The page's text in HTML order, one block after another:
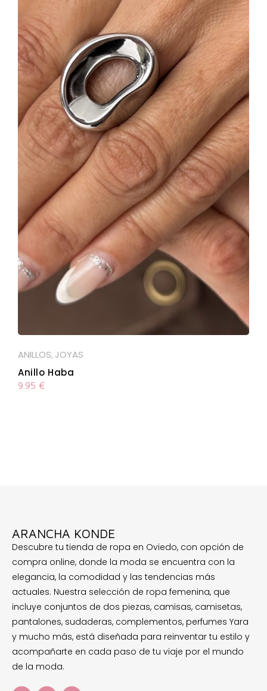
ANILLOS, JOYAS
Anillo Haba
9.95 €
ARANCHA KONDE
Descubre tu tienda de ropa en Oviedo, con opción de
compra online, donde la moda se encuentra con la
elegancia, la comodidad y las tendencias más
actuales. Nuestra selección de ropa femenina, que
incluye conjuntos de dos piezas, camisas, camisetas,
pantalones, sudaderas, complementos, perfumes Yara
y mucho más, está diseñada para reinventar tu estilo y
acompañarte en cada paso de tu viaje por el mundo
de la moda.